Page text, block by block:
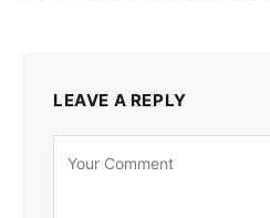
LEAVE A REPLY